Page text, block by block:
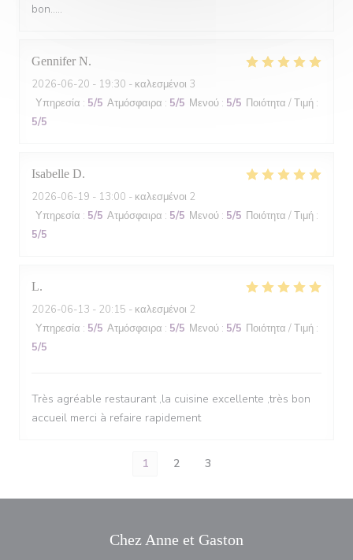
bon.....
Gennifer N
2026-06-20 - 19:30 - καλεσμένοι 3
Υπηρεσία : 5/5 Ατμόσφαιρα : 5/5 Μενού : 5/5 Ποιότητα / Τιμή :
5/5
Isabelle D
2026-06-19 - 13:00 - καλεσμένοι 2
Υπηρεσία : 5/5 Ατμόσφαιρα : 5/5 Μενού : 5/5 Ποιότητα / Τιμή :
5/5
L
2026-06-13 - 20:15 - καλεσμένοι 2
Υπηρεσία : 5/5 Ατμόσφαιρα : 5/5 Μενού : 5/5 Ποιότητα / Τιμή :
5/5
Très agréable restaurant ,la cuisine excellente ,très bon
accueil merci à refaire rapidement
1 2 3
Chez Anne et Gaston